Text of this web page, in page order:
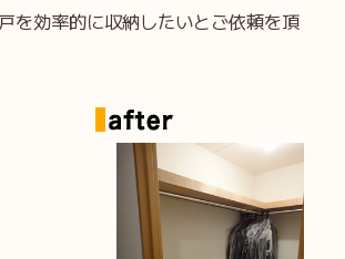
を効率的に収納したいとご依頼を頂